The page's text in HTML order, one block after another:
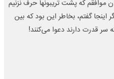
موافقم که پشت تریبونها حرف نزنیم
گفتم، بخاطر این بود که بین
سر قدرت دارند دعوا می‌کنند!